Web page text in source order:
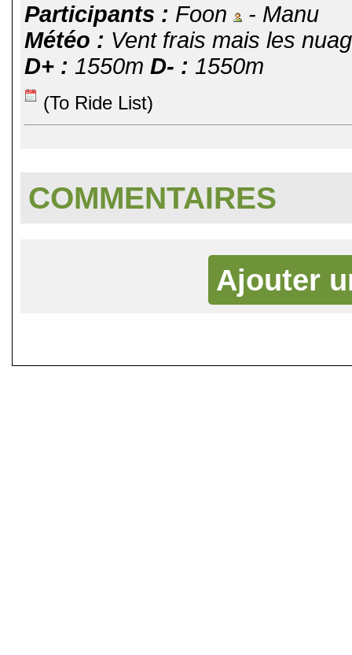
Participants : Foon
- Manu
Météo : Vent frais mais les
D+ : 1550m D- : 1550m
(To Ride List)
COMMENTAIRES
Ajouter